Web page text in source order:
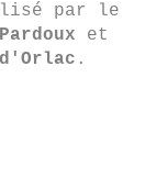
par le
et
d'Orlac .